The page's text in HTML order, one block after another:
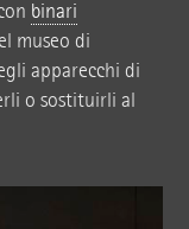
binari
museo di
apparecchi di
o sostituirli al